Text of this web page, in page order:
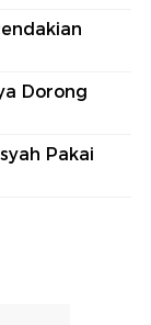
Dorong
Pakai